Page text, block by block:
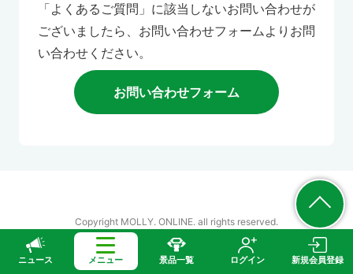
ニュース メニュー 景品一覧 ログイン 新規会員登録
「よくあるご質問」に該当しないお問い合わせが
ございましたら、お問い合わせフォームよりお問
い合わせください。
お問い合わせフォーム
Copyright MOLLY. ONLINE. all rights reserved.